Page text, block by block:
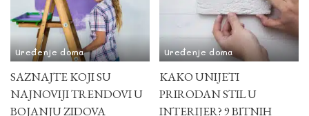
Uređenje doma
SAZNAJTE KOJI SU
NAJNOVIJI TRENDOVI U
BOJANJU ZIDOVA
Uređenje doma
KAKO UNIJETI
PRIRODAN STIL U
INTERIJER? 9 BITNIH